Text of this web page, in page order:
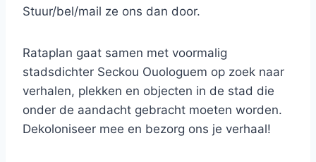
Stuur/bel/mail ze ons dan door.
Rataplan gaat samen met voormalig
stadsdichter Seckou Ouologuem op zoek naar
verhalen, plekken en objecten in de stad die
onder de aandacht gebracht moeten worden.
Dekoloniseer mee en bezorg ons je verhaal!